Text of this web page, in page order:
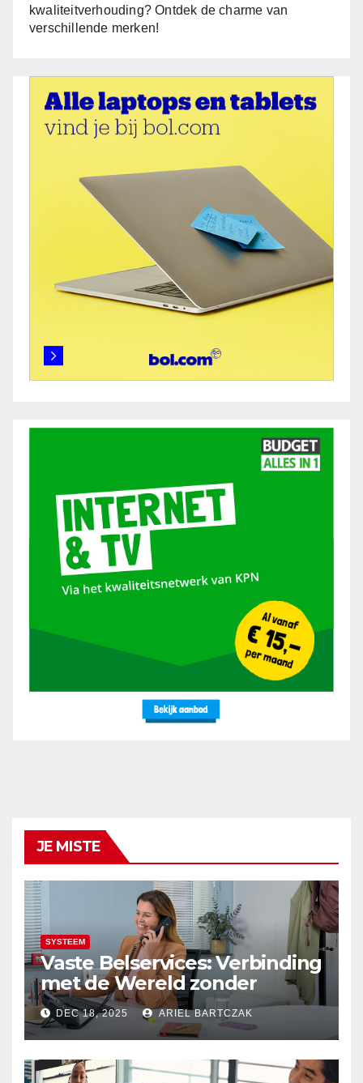
kwaliteitverhouding? Ontdek de charme van
verschillende merken!
JE MISTE
SYSTEEM
Vaste Belservices: Verbinding
met de Wereld zonder
Onderbrekingen – Alleen bij
Budget Internet
DEC 18, 2025 ARIEL BARTCZAK